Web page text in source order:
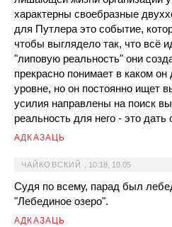
характерны своебразные
для Путлера это событие,
чтобы выглядело так, что всё
"липовую реальность" они
прекрасно понимает в каком
уровне, но он постоянно ищет
усилия направлены на поиск
реальность для него - это дать
АДКАЗАЦЬ
ЧАЙКОВСКИЙ 10:18, 10.05
Судя по всему, парад был
"Лебединое озеро".
АДКАЗАЦЬ